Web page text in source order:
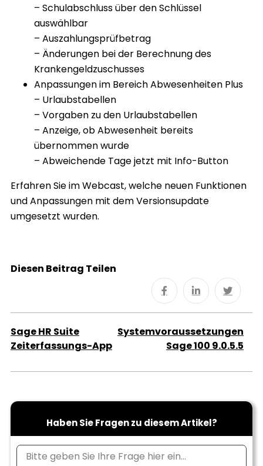
– Schulabschluss über den Schlüssel
auswählbar
– Auszahlungsprüfbetrag
– Änderungen bei der Berechnung des
Krankengeldzuschusses
Anpassungen im Bereich Abwesenheiten Plus
– Urlaubstabellen
– Vorgaben zu den Urlaubstabellen
– Anzeige, ob Abwesenheit bereits
übernommen wurde
– Abweichende Tage jetzt mit Info-Button
Erfahren Sie im Webcast, welche neuen Funktionen
und Anpassungen mit dem Versionsupdate
umgesetzt wurden.
Diesen Beitrag Teilen
Sage HR Suite
Zeiterfassungs-App
Systemvoraussetzungen
Sage 100 9.0.5.5
Haben Sie Fragen zu diesem Artikel?